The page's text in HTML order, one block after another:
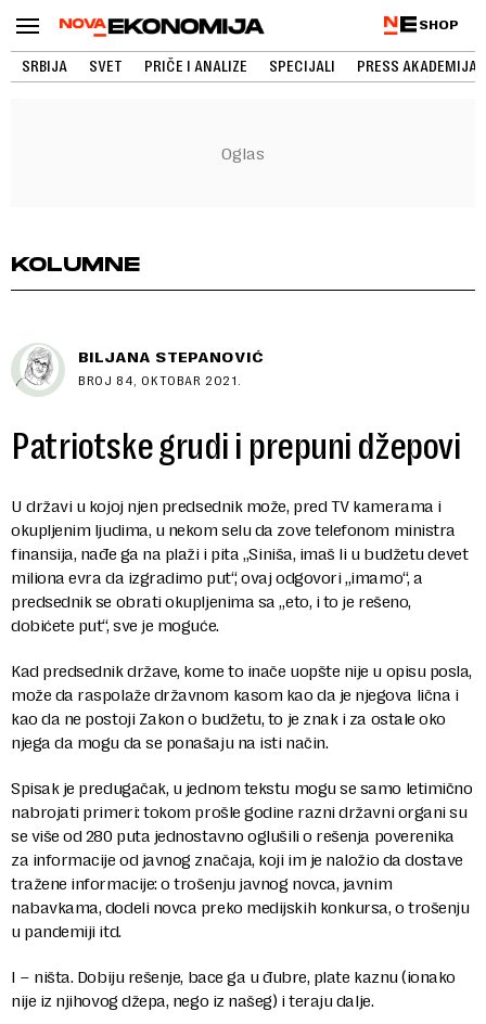
SHOP
SRBIJA SVET PRIČE I ANALIZE SPECIJALI PRESS AKADEMIJA
KOLUMNE
BILJANA STEPANOVIĆ
BROJ 84, OKTOBAR 2021.
Patriotske grudi i prepuni džepovi
U državi u kojoj njen predsednik može, pred TV kamerama i
okupljenim ljudima, u nekom selu da zove telefonom ministra
finansija, nađe ga na plaži i pita „Siniša, imaš li u budžetu devet
miliona evra da izgradimo put“, ovaj odgovori „imamo“, a
predsednik se obrati okupljenima sa „eto, i to je rešeno,
dobićete put“, sve je moguće.
Kad predsednik države, kome to inače uopšte nije u opisu posla,
može da raspolaže državnom kasom kao da je njegova lična i
kao da ne postoji Zakon o budžetu, to je znak i za ostale oko
njega da mogu da se ponašaju na isti način.
Spisak je predugačak, u jednom tekstu mogu se samo letimično
nabrojati primeri: tokom prošle godine razni državni organi su
se više od 280 puta jednostavno oglušili o rešenja poverenika
za informacije od javnog značaja, koji im je naložio da dostave
tražene informacije: o trošenju javnog novca, javnim
nabavkama, dodeli novca preko medijskih konkursa, o trošenju
u pandemiji itd.
I – ništa. Dobiju rešenje, bace ga u đubre, plate kaznu (ionako
nije iz njihovog džepa, nego iz našeg) i teraju dalje.